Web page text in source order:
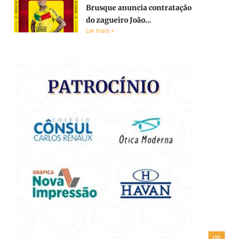
Brusque anuncia contratação
do zagueiro João...
Ler mais »